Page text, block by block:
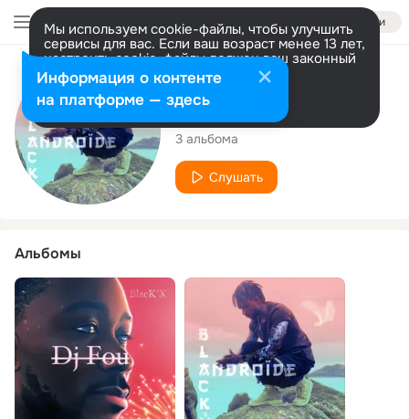
Войти
Мы используем cookie-файлы, чтобы улучшить
сервисы для вас. Если ваш возраст менее 13 лет,
настроить cookie-файлы должен ваш законный
представитель. Больше информации
Разрешить все Настроить
Исполнитель
BlackX
3 альбома
Слушать
Альбомы
Информация о контенте
на платформе — здесь